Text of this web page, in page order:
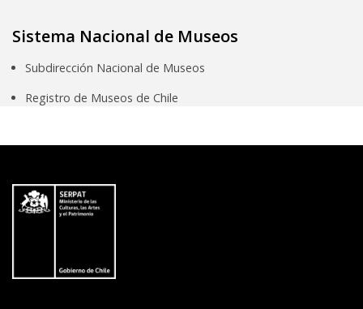
Sistema Nacional de Museos
Subdirección Nacional de Museos
Registro de Museos de Chile